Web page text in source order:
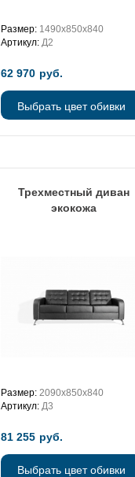
Размер: 1490х850х840
Артикул: Д2
62 970 руб.
Выбрать цвет обивки
Трехместный диван
экокожа
Размер: 2090х850х840
Артикул: Д3
81 255 руб.
Выбрать цвет обивки